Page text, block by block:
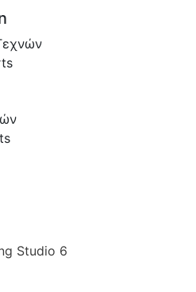
Studio 6